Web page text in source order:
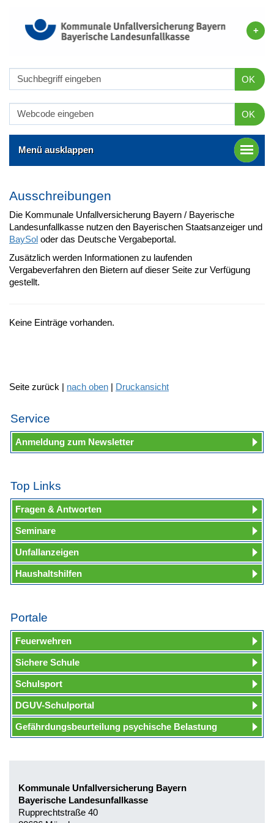
OK
OK
Menü ausklappen
Ausschreibungen
Die Kommunale Unfallversicherung Bayern / Bayerische
Landesunfallkasse nutzen den Bayerischen Staatsanzeiger und
BaySol oder das Deutsche Vergabeportal.
Zusätzlich werden Informationen zu laufenden
Vergabeverfahren den Bietern auf dieser Seite zur Verfügung
gestellt.
Keine Einträge vorhanden.
Seite zurück | nach oben | Druckansicht
Service
Anmeldung zum Newsletter
Top Links
Fragen & Antworten
Seminare
Unfallanzeigen
Haushaltshilfen
Portale
Feuerwehren
Sichere Schule
Schulsport
DGUV-Schulportal
Gefährdungsbeurteilung psychische Belastung
Kommunale Unfallversicherung Bayern
Bayerische Landesunfallkasse
Rupprechtstraße 40